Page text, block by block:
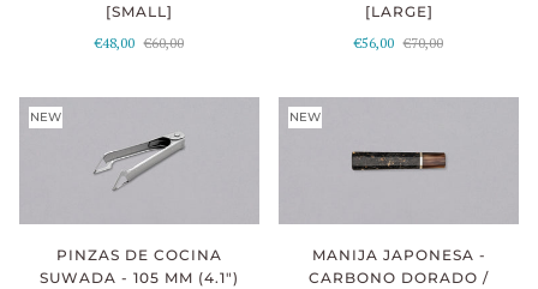
[SMALL]
€48,00 €60,00
[LARGE]
€56,00 €70,00
NEW
PINZAS DE COCINA
SUWADA - 105 MM (4.1")
NEW
MANIJA JAPONESA -
CARBONO DORADO /